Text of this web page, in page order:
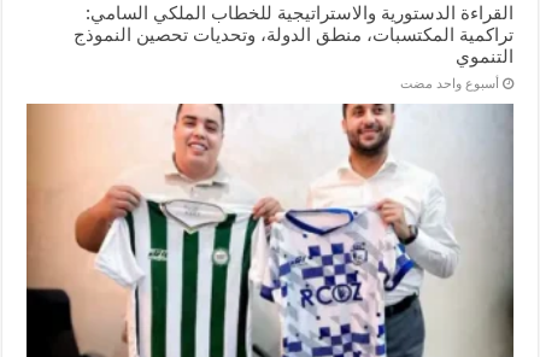
القراءة الدستورية والاستراتيجية للخطاب الملكي السامي:
تراكمية المكتسبات، منطق الدولة، وتحديات تحصين النموذج
التنموي
‏أسبوع واحد مضت